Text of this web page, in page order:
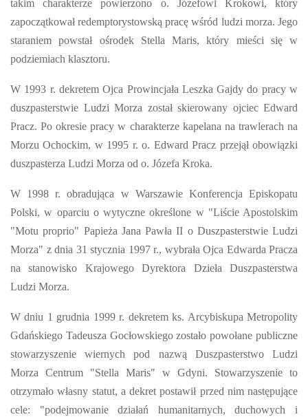
takim charakterze powierzono o. Józefowi Krokowi, który
zapoczątkował redemptorystowską pracę wśród ludzi morza. Jego
staraniem powstał ośrodek Stella Maris, który mieści się w
podziemiach klasztoru.
W 1993 r. dekretem Ojca Prowincjała Leszka Gajdy do pracy w
duszpasterstwie Ludzi Morza został skierowany ojciec Edward
Pracz. Po okresie pracy w charakterze kapelana na trawlerach na
Morzu Ochockim, w 1995 r. o. Edward Pracz przejął obowiązki
duszpasterza Ludzi Morza od o. Józefa Kroka.
W 1998 r. obradująca w Warszawie Konferencja Episkopatu
Polski, w oparciu o wytyczne określone w "Liście Apostolskim
"Motu proprio" Papieża Jana Pawła II o Duszpasterstwie Ludzi
Morza" z dnia 31 stycznia 1997 r., wybrała Ojca Edwarda Pracza
na stanowisko Krajowego Dyrektora Dzieła Duszpasterstwa
Ludzi Morza.
W dniu 1 grudnia 1999 r. dekretem ks. Arcybiskupa Metropolity
Gdańskiego Tadeusza Gocłowskiego zostało powołane publiczne
stowarzyszenie wiernych pod nazwą Duszpasterstwo Ludzi
Morza Centrum "Stella Maris" w Gdyni. Stowarzyszenie to
otrzymało własny statut, a dekret postawił przed nim następujące
cele: "podejmowanie działań humanitarnych, duchowych i